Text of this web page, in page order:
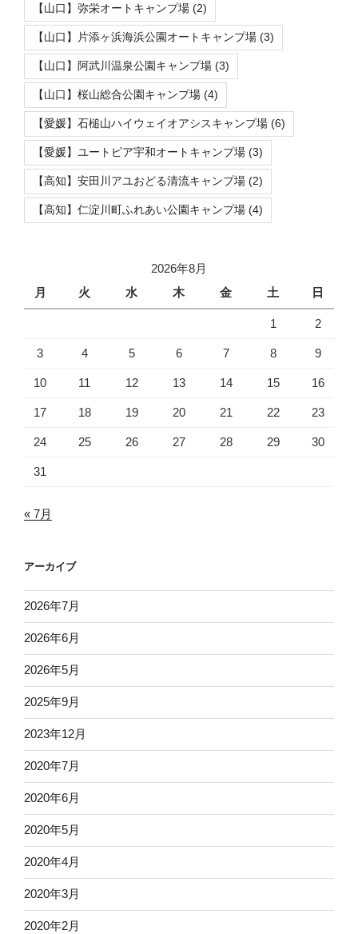
【山口】弥栄オートキャンプ場 (2)
【山口】片添ヶ浜海浜公園オートキャンプ場 (3)
【山口】阿武川温泉公園キャンプ場 (3)
【山口】桜山総合公園キャンプ場 (4)
【愛媛】石槌山ハイウェイオアシスキャンプ場 (6)
【愛媛】ユートピア宇和オートキャンプ場 (3)
【高知】安田川アユおどる清流キャンプ場 (2)
【高知】仁淀川町ふれあい公園キャンプ場 (4)
2026年8月
月
火 水 木 金 土 日
1 2
3 4 5 6 7 8 9
10 11 12 13 14 15 16
17 18 19 20 21 22 23
24 25 26 27 28 29 30
31
« 7月
アーカイブ
2026年7月
2026年6月
2026年5月
2025年9月
2023年12月
2020年7月
2020年6月
2020年5月
2020年4月
2020年3月
2020年2月